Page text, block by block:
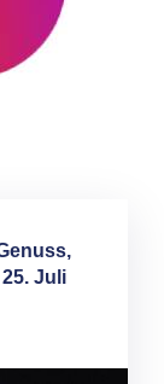
Juli